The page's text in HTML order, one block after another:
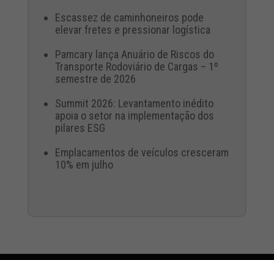
Escassez de caminhoneiros pode
elevar fretes e pressionar logística
Pamcary lança Anuário de Riscos do
Transporte Rodoviário de Cargas – 1º
semestre de 2026
Summit 2026: Levantamento inédito
apoia o setor na implementação dos
pilares ESG
Emplacamentos de veículos cresceram
10% em julho